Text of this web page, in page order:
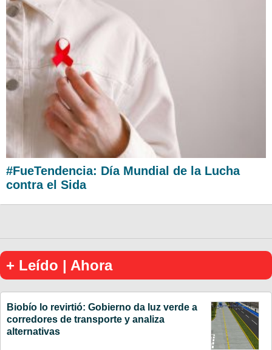
#FueTendencia: Día Mundial de la Lucha
contra el Sida
+ Leído | Ahora
Biobío lo revirtió: Gobierno da luz verde a
corredores de transporte y analiza
alternativas